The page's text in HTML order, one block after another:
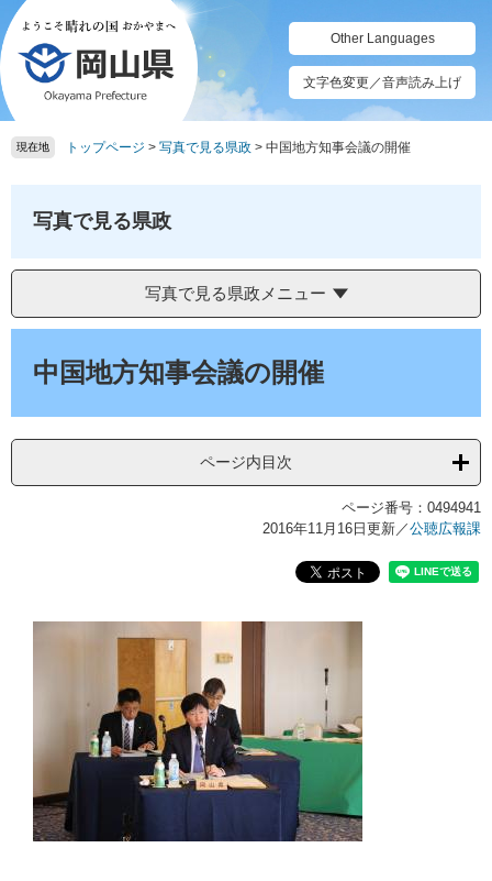
ペ
ー
ジ
の
先
頭
メ
ニ
ュ
ー
を
飛
Other Languages
文字色変更／音声読み上げ
現在地 トップページ > 写真で見る県政 > 中国地方知事会議の開催
写真で見る県政
写真で見る県政メニュー
中国地方知事会議の開催
ページ内目次
ページ番号：0494941
2016年11月16日更新／公聴広報課